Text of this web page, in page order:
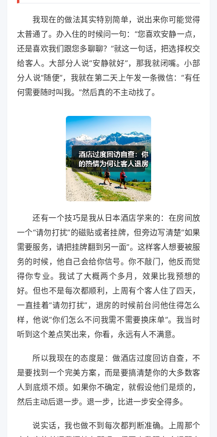
我现在的做法其实特别简单，说出来你可能觉得
太普通了。办入住的时候问一句：“您喜欢安静一点，
还是喜欢我们跟您多聊聊？”就这一句话，把选择权交
给客人。大部分人说“安静就好”，那我就闭嘴。小部
分人说“随便”，我就在第二天上午发一条微信：“有任
何需要随时叫我。”然后真的不主动找了。
还有一个技巧是我从日本酒店学来的：在房间放
一个“请勿打扰”的磁贴或者挂牌，但旁边写清楚“如果
需要服务，请把挂牌翻到另一面”。这样客人想要被服
务的时候，他自己会给你信号。你不敲门，他反而觉
得你专业。我试了大概两个多月，效果比我预想的
好。但也不是每次都顺利，上周有个客人住了四天，
一直挂着“请勿打扰”，退房的时候前台问他住得怎么
样，他说“你们怎么不问我需不需要换床单”。我当时
听到这个差点笑出来，你看，永远有人不满意。
所以我现在的态度是：做酒店过度回访自查，不
是要找到一个完美方案，而是要搞清楚你的大多数客
人到底烦不烦。如果你不确定，就假设他们是烦的，
然后主动后退一步。退一步，比进一步安全得多。
说实话，我也做不到每次都判断准确。上周那个